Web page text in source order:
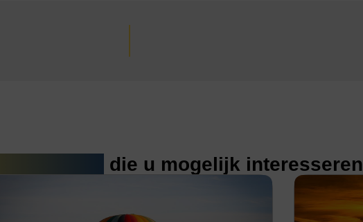
die u mogelijk interesseren